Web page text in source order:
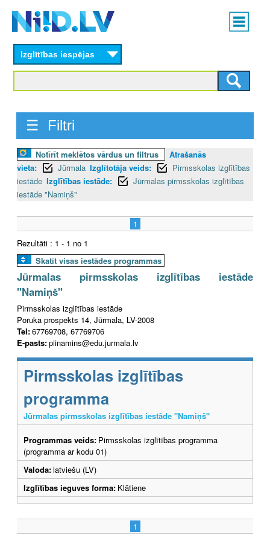
content
Main
menu
Izglītības iespējas
☰ Filtri
Notīrīt meklētos vārdus un filtrus
Atrašanās
vieta:
Jūrmala Izglītotāja veids:
Pirmsskolas izglītības
iestāde Izglītības iestāde:
Jūrmalas pirmsskolas izglītības
iestāde "Namiņš"
1
Rezultāti : 1 - 1 no 1
Skatīt visas iestādes programmas
Jūrmalas pirmsskolas izglītības iestāde
"Namiņš"
Pirmsskolas izglītības iestāde
Poruka prospekts 14, Jūrmala, LV-2008
Tel:67769708, 67769706
E-pasts:piinamins@edu.jurmala.lv
Pirmsskolas izglītības
programma
Jūrmalas pirmsskolas izglītības iestāde "Namiņš"
Programmas veids: Pirmsskolas izglītības programma
(programma ar kodu 01)
Valoda:latviešu (LV)
Izglītības ieguves forma: Klātiene
1